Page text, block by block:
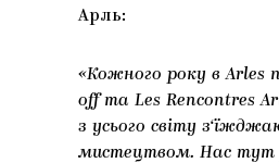
Арль:
«Кожного року в Arles
off та Les Rencontres
з усього світу
мистецтвом. Нас тут